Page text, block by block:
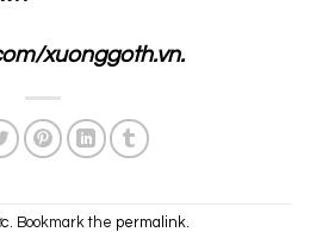
xuonggoth.vn.
. Bookmark the permalink.